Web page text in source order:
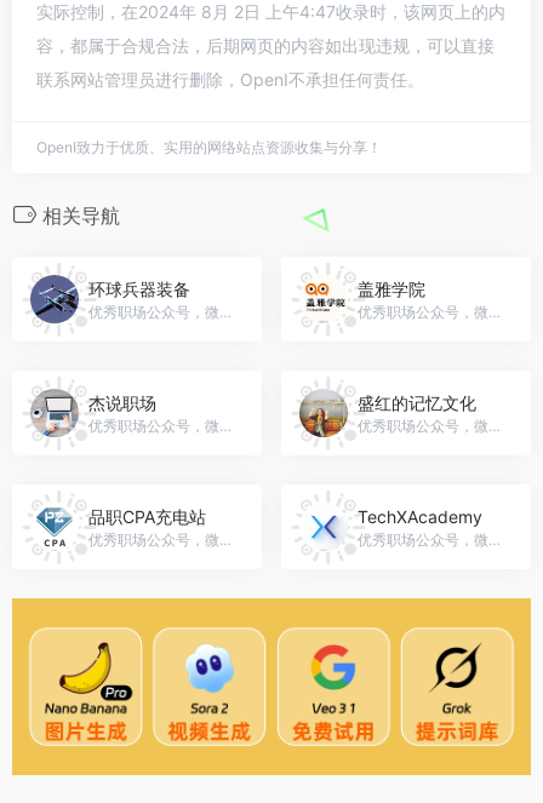
实际控制，在2024年 8月 2日 上午4:47收录时，该网页上的内
容，都属于合规合法，后期网页的内容如出现违规，可以直接
联系网站管理员进行删除，OpenI不承担任何责任。
OpenI致力于优质、实用的网络站点资源收集与分享！
相关导航
环球兵器装备
优秀职场公众号，微信号：zvenwp
盖雅学院
优秀职场公众号，微信号：gh_4e13fcc2e0a6
杰说职场
优秀职场公众号，微信号：jszhichang
盛红的记忆文化
优秀职场公众号，微信号：chengduhongfen
品职CPA充电站
优秀职场公众号，微信号：PZ-CPA
TechXAcademy
优秀职场公众号，微信号：TechXSummit